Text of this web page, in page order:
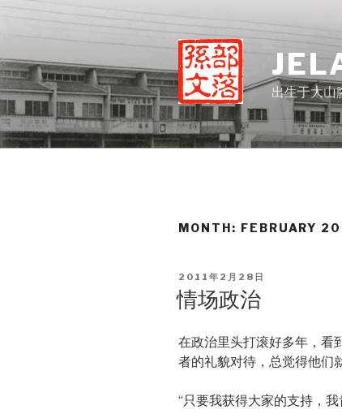
出生于大山
MONTH: FEBRUARY
POSTED
ON
2011年2月28日
情场政治
在政治里头打滚好多年，看
者的礼貌对待，总觉得他们
“只要我获得大家的支持，